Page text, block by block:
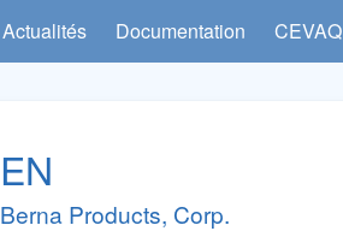
Actualités Documentation CEVAQ
Products, Corp.